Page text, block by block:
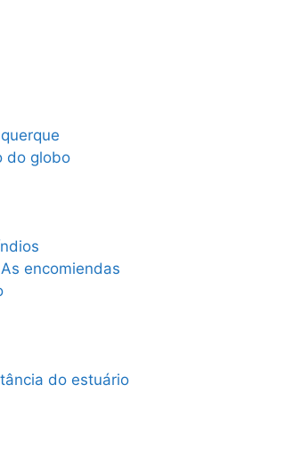
do globo
encomiendas
do estuário